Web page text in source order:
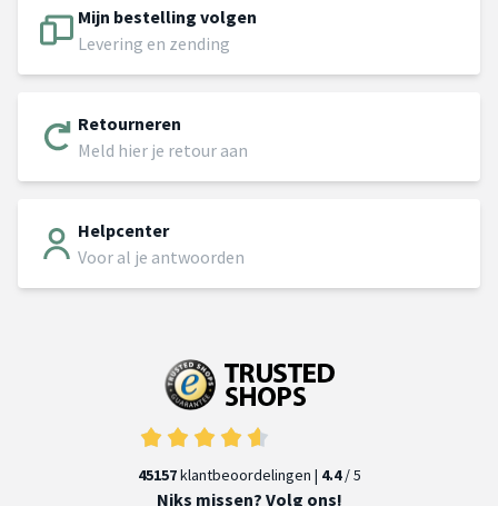
Mijn bestelling volgen
Levering en zending
Retourneren
Meld hier je retour aan
Helpcenter
Voor al je antwoorden
45157klantbeoordelingen | 4.4/ 5
Niks missen? Volg ons!